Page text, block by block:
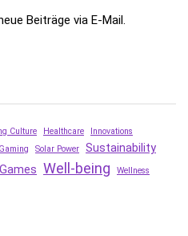
Beiträge via E-Mail.
Culture Healthcare
Innovations
Solar Power Sustainability
Well-being Wellness